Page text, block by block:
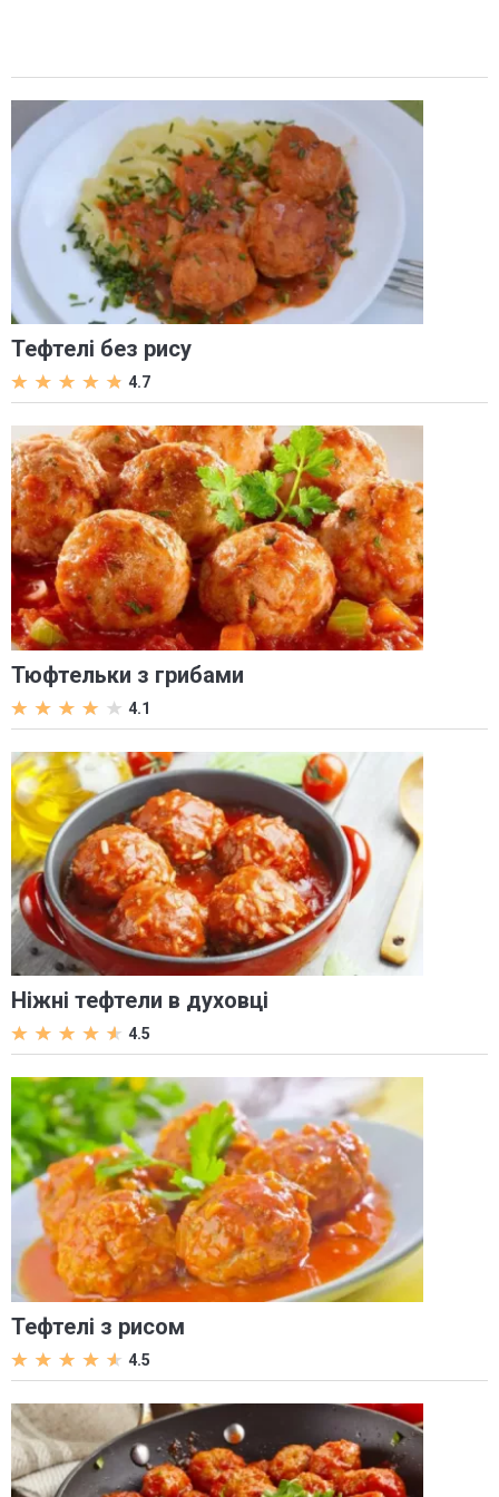
Тефтелі без рису
4.7
Тюфтельки з грибами
4.1
Ніжні тефтели в духовці
4.5
Тефтелі з рисом
4.5